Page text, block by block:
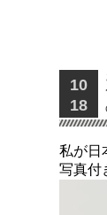
10
18
私が日
写真付